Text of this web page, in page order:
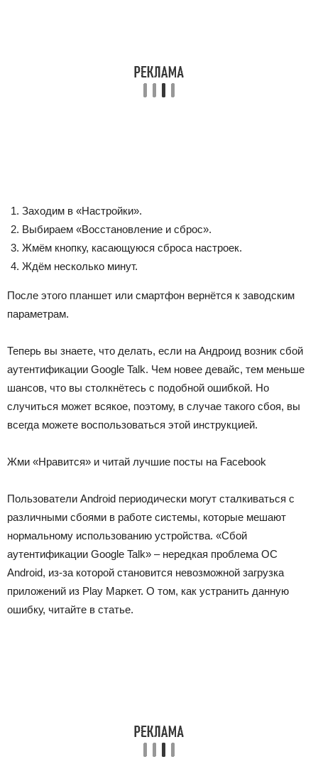
Заходим в «Настройки».
Выбираем «Восстановление и сброс».
Жмём кнопку, касающуюся сброса настроек.
Ждём несколько минут.
После этого планшет или смартфон вернётся к заводским
параметрам.
Теперь вы знаете, что делать, если на Андроид возник сбой
аутентификации Google Talk. Чем новее девайс, тем меньше
шансов, что вы столкнётесь с подобной ошибкой. Но
случиться может всякое, поэтому, в случае такого сбоя, вы
всегда можете воспользоваться этой инструкцией.
Жми «Нравится» и читай лучшие посты на Facebook
Пользователи Android периодически могут сталкиваться с
различными сбоями в работе системы, которые мешают
нормальному использованию устройства. «Сбой
аутентификации Google Talk» – нередкая проблема ОС
Android, из-за которой становится невозможной загрузка
приложений из Play Маркет. О том, как устранить данную
ошибку, читайте в статье.